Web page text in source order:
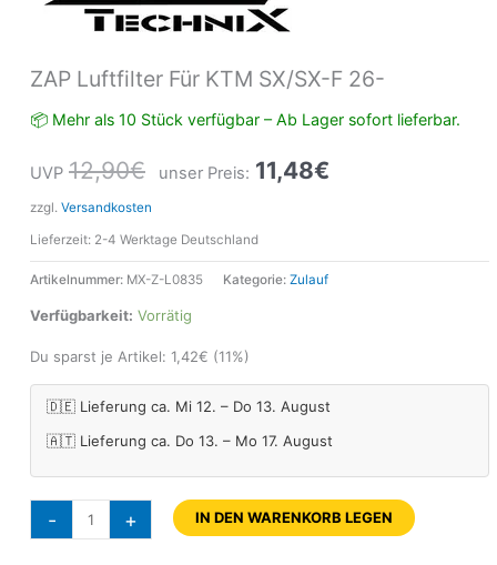
ZAP Luftfilter Für KTM SX/SX-F 26-
📦 Mehr als 10 Stück verfügbar – Ab Lager sofort lieferbar.
UVP 12,90€ unser Preis: 11,48€
zzgl. Versandkosten
Lieferzeit: 2-4 Werktage Deutschland
Artikelnummer: MX-Z-L0835 Kategorie: Zulauf
Verfügbarkeit: Vorrätig
Du sparst je Artikel: 1,42€ (11%)
🇩🇪 Lieferung ca. Mi 12. – Do 13. August
🇦🇹 Lieferung ca. Do 13. – Mo 17. August
- + IN DEN WARENKORB LEGEN